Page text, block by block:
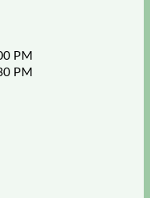
PM
PM